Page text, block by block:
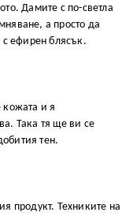
Дамите с по-светла
а просто да
с ефирен блясък.
кожата и я
Така тя ще ви се
тен.
продукт. Техниките на